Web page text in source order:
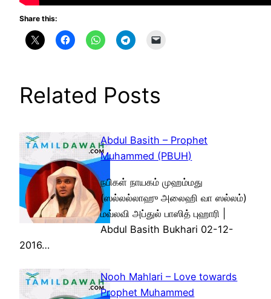
Share this:
Related Posts
Abdul Basith – Prophet
Muhammed (PBUH)
நபிகள் நாயகம் முஹம்மது
(ஸல்லல்லாஹு அலைஹி வா ஸல்லம்)
மவ்லவி அப்துல் பாஸித் புஹாரி |
Abdul Basith Bukhari 02-12-
2016…
Nooh Mahlari – Love towards
Prophet Muhammed